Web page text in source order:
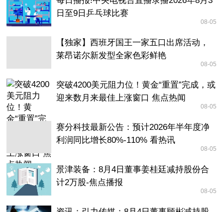
日至9日乒乓球比赛
08-05
【独家】西班牙国王一家五口出席活动，
莱昂诺尔新发型全家色彩鲜艳
08-05
突破4200美元阻力位！黄金“重置”完成，或
迎来数月来最佳上涨窗口 焦点热闻
08-05
赛分科技最新公告：预计2026年半年度净
利润同比增长80%-110% 看热讯
08-05
景津装备：8月4日董事姜桂廷减持股份合
计2万股-焦点播报
08-05